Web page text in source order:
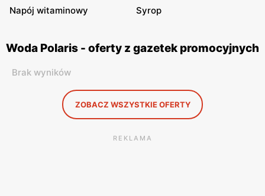
Napój witaminowy
Syrop
Woda Polaris - oferty z gazetek promocyjnych
Brak wyników
ZOBACZ WSZYSTKIE OFERTY
REKLAMA